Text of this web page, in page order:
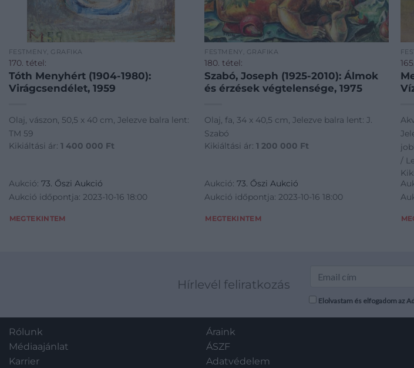
FESTMÉNY, GRAFIKA
170. tétel:
Tóth Menyhért (1904-1980):
Virágcsendélet, 1959
Olaj, vászon, 50,5 x 40 cm, Jelezve balra lent:
TM 59
Kikiáltási ár: 1 400 000 Ft
Aukció: 73. Őszi Aukció
Aukció időpontja: 2023-10-16 18:00
MEGTEKINTEM
FESTMÉNY, GRAFIKA
180. tétel:
Szabó, Joseph (1925-2010): Álmok
és érzések végtelensége, 1975
Olaj, fa, 34 x 40,5 cm, Jelezve balra lent: J.
Szabó
Kikiáltási ár:1 200 000 Ft
Aukció:73. Őszi Aukció
Aukció időpontja: 2023-10-16 18:00
MEGTEKINTEM
/
Hírlevél feliratkozás
Elolvastam és elfogadom az
Rólunk
Médiaajánlat
Karrier
Áraink
ÁSZF
Adatvédelem